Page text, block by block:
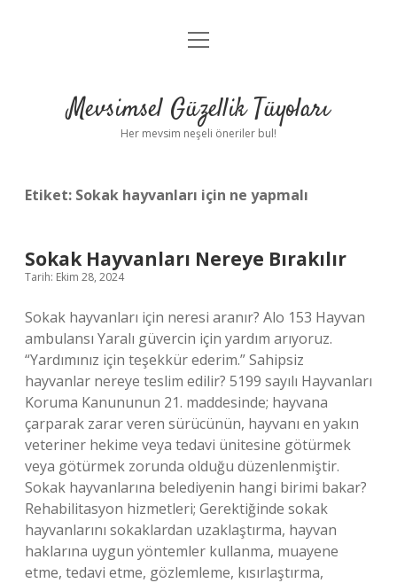
Anasayfa
Yasal Uyarı
menüyü
Mevsimsel Güzellik Tüyoları
Her mevsim neşeli öneriler bul!
Etiket: Sokak hayvanları için ne yapmalı
Sokak Hayvanları Nereye Bırakılır
Tarih: Ekim 28, 2024
Sokak hayvanları için neresi aranır? Alo 153 Hayvan
ambulansı Yaralı güvercin için yardım arıyoruz.
“Yardımınız için teşekkür ederim.” Sahipsiz
hayvanlar nereye teslim edilir? 5199 sayılı Hayvanları
Koruma Kanununun 21. maddesinde; hayvana
çarparak zarar veren sürücünün, hayvanı en yakın
veteriner hekime veya tedavi ünitesine götürmek
veya götürmek zorunda olduğu düzenlenmiştir.
Sokak hayvanlarına belediyenin hangi birimi bakar?
Rehabilitasyon hizmetleri; Gerektiğinde sokak
hayvanlarını sokaklardan uzaklaştırma, hayvan
haklarına uygun yöntemler kullanma, muayene
etme, tedavi etme, gözlemleme, kısırlaştırma,